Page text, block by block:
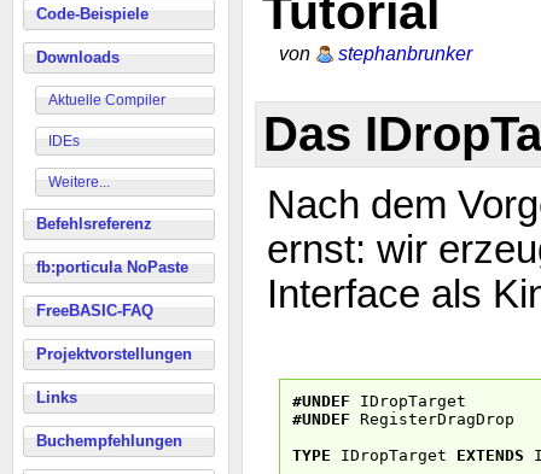
Code-Beispiele
Downloads
Aktuelle Compiler
IDEs
Weitere...
Befehlsreferenz
fb:porticula NoPaste
FreeBASIC-FAQ
Projektvorstellungen
Links
Buchempfehlungen
Tutorial
von stephanbrunker
Das
Nach dem
ernst: wir
Interface als
#UNDEF IDropTarget
#UNDEF RegisterDragDrop
TYPE IDropTarget EXTENDS